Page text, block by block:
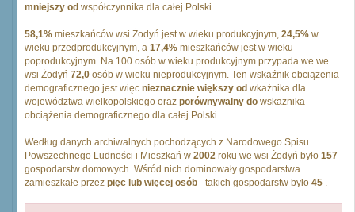
mniejszy od współczynnika dla całej Polski.
58,1% mieszkańców wsi Żodyń jest w wieku produkcyjnym, 24,5% w
wieku przedprodukcyjnym, a 17,4% mieszkańców jest w wieku
poprodukcyjnym. Na 100 osób w wieku produkcyjnym przypada we we
wsi Żodyń 72,0 osób w wieku nieprodukcyjnym. Ten wskaźnik obciążenia
demograficznego jest więc nieznacznie większy od wkażnika dla
województwa wielkopolskiego oraz porównywalny do wskażnika
obciążenia demograficznego dla całej Polski.
Według danych archiwalnych pochodzących z Narodowego Spisu
Powszechnego Ludności i Mieszkań w 2002 roku we wsi Żodyń było 157
gospodarstw domowych. Wśród nich dominowały gospodarstwa
zamieszkałe przez pięc lub więcej osób - takich gospodarstw było 45 .